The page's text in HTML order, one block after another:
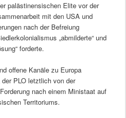
palästinensischen Elite vor der
mit den USA und
nach der Befreiung
„abmilderte“ und
forderte.
offene Kanäle zu Europa
PLO letztlich von der
nach einem Ministaat auf
Territoriums.